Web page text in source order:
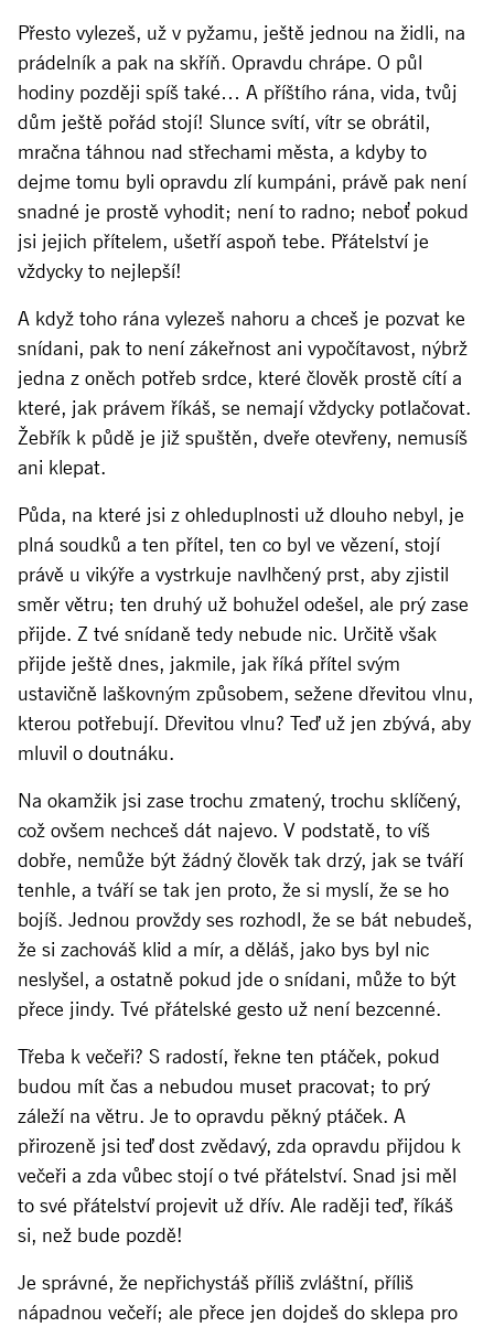
Přesto vylezeš, už v pyžamu, ještě jednou na židli, na
prádelník a pak na skříň. Opravdu chrápe. O půl
hodiny později spíš také… A příštího rána, vida, tvůj
dům ještě pořád stojí! Slunce svítí, vítr se obrátil,
mračna táhnou nad střechami města, a kdyby to
dejme tomu byli opravdu zlí kumpáni, právě pak není
snadné je prostě vyhodit; není to radno; neboť pokud
jsi jejich přítelem, ušetří aspoň tebe. Přátelství je
vždycky to nejlepší!
A když toho rána vylezeš nahoru a chceš je pozvat ke
snídani, pak to není zákeřnost ani vypočítavost, nýbrž
jedna z oněch potřeb srdce, které člověk prostě cítí a
které, jak právem říkáš, se nemají vždycky potlačovat.
Žebřík k půdě je již spuštěn, dveře otevřeny, nemusíš
ani klepat.
Půda, na které jsi z ohleduplnosti už dlouho nebyl, je
plná soudků a ten přítel, ten co byl ve vězení, stojí
právě u vikýře a vystrkuje navlhčený prst, aby zjistil
směr větru; ten druhý už bohužel odešel, ale prý zase
přijde. Z tvé snídaně tedy nebude nic. Určitě však
přijde ještě dnes, jakmile, jak říká přítel svým
ustavičně laškovným způsobem, sežene dřevitou vlnu,
kterou potřebují. Dřevitou vlnu? Teď už jen zbývá, aby
mluvil o doutnáku.
Na okamžik jsi zase trochu zmatený, trochu sklíčený,
což ovšem nechceš dát najevo. V podstatě, to víš
dobře, nemůže být žádný člověk tak drzý, jak se tváří
tenhle, a tváří se tak jen proto, že si myslí, že se ho
bojíš. Jednou provždy ses rozhodl, že se bát nebudeš,
že si zachováš klid a mír, a děláš, jako bys byl nic
neslyšel, a ostatně pokud jde o snídani, může to být
přece jindy. Tvé přátelské gesto už není bezcenné.
Třeba k večeři? S radostí, řekne ten ptáček, pokud
budou mít čas a nebudou muset pracovat; to prý
záleží na větru. Je to opravdu pěkný ptáček. A
přirozeně jsi teď dost zvědavý, zda opravdu přijdou k
večeři a zda vůbec stojí o tvé přátelství. Snad jsi měl
to své přátelství projevit už dřív. Ale raději teď, říkáš
si, než bude pozdě!
Je správné, že nepřichystáš příliš zvláštní, příliš
nápadnou večeří; ale přece jen dojdeš do sklepa pro